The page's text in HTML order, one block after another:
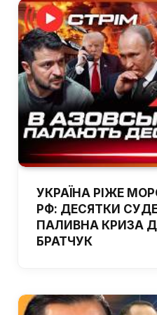
УКРАЇНА РІЖЕ
РФ: ДЕСЯТКИ
ПАЛИВНА КРИЗА
БРАТЧУК